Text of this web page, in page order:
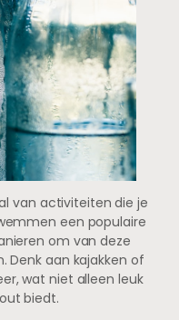
van activiteiten die je
een populaire
om van deze
Denk aan kajakken of
wat niet alleen leuk
biedt.